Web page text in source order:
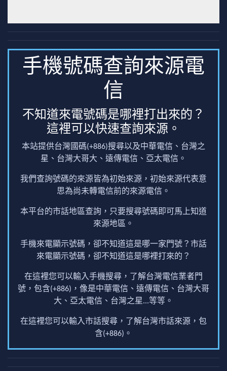
手機號碼查詢來源電
信
不知道來電號碼是哪裡打出來的？
這裡可以快速查詢來源。
本站提供台灣國碼(+886)搜尋以及中華電信、台灣之
星、台灣大哥大、遠傳電信、亞太電信。
我們查詢號碼的來源皆為初始來源，初始來源代表意
思為尚未轉電信前的來源電信。
本平台的市話地區查詢，只要搜尋號碼即可馬上知道
來源地區。
手機來電顯示號碼，卻不知道這是哪一家門號？市話
來電顯示號碼，卻不知道這是哪裡打來的？
在這裡您可以輸入手機搜尋，了解台灣電信業者門
號，包含(+886)，像是中華電信、遠傳電信、台灣大哥
大、亞太電信、台灣之星...等等。
在這裡您可以輸入市話搜尋，了解台灣市話來源，包
含(+886)。